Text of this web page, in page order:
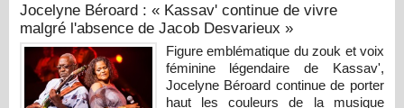
Jocelyne Béroard : « Kassav' continue de vivre
malgré l'absence de Jacob Desvarieux »
Figure emblématique du zouk et voix
féminine légendaire de Kassav',
Jocelyne Béroard continue de porter
haut les couleurs de la musique